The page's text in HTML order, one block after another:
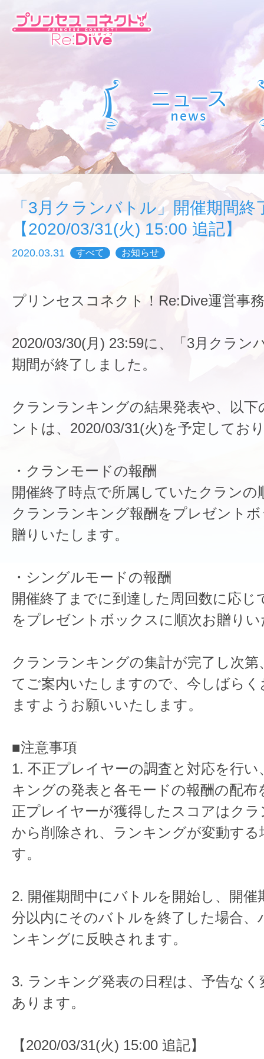
「3月クランバトル」開催期間終
【2020/03/31(火) 15:00 追記】
2020.03.31 すべて お知らせ
プリンセスコネクト！Re:Dive運営事
2020/03/30(月) 23:59に、「3月クラン
期間が終了しました。
クランランキングの結果発表や、以下
ントは、2020/03/31(火)を予定してお
・クランモードの報酬
開催終了時点で所属していたクランの
クランランキング報酬をプレゼント
贈りいたします。
・シングルモードの報酬
開催終了までに到達した周回数に応じ
をプレゼントボックスに順次お贈り
クランランキングの集計が完了し次第
てご案内いたしますので、今しばら
ますようお願いいたします。
■注意事項
1. 不正プレイヤーの調査と対応を行
キングの発表と各モードの報酬の配布
正プレイヤーが獲得したスコアはク
から削除され、ランキングが変動す
す。
2. 開催期間中にバトルを開始し、開催
分以内にそのバトルを終了した場合、
ンキングに反映されます。
3. ランキング発表の日程は、予告な
あります。
【2020/03/31(火) 15:00 追記】